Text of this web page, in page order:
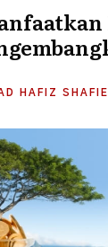
HAFIZ SHAFIE